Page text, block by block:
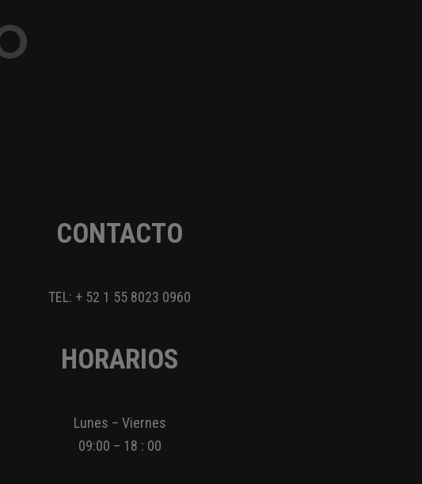
CONTACTO
TEL: + 52 1 55 8023 0960
HORARIOS
Lunes – Viernes
09:00 – 18 : 00